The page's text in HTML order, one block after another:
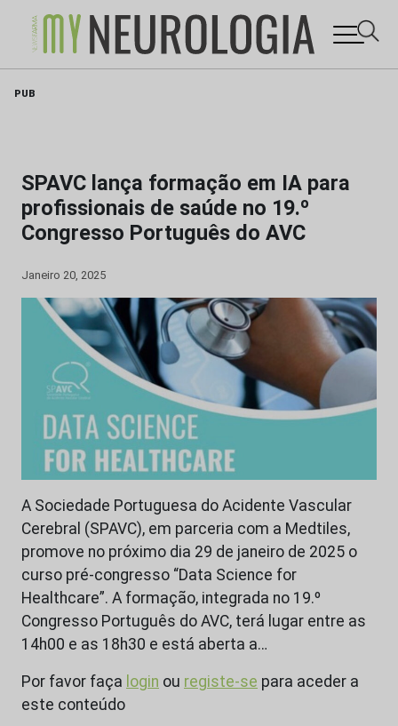
PUB
SPAVC lança formação em IA para
profissionais de saúde no 19.º
Congresso Português do AVC
Janeiro 20, 2025
A Sociedade Portuguesa do Acidente Vascular
Cerebral (SPAVC), em parceria com a Medtiles,
promove no próximo dia 29 de janeiro de 2025 o
curso pré-congresso “Data Science for
Healthcare”. A formação, integrada no 19.º
Congresso Português do AVC, terá lugar entre as
14h00 e as 18h30 e está aberta a…
Por favor faça login ou registe-se para aceder a
este conteúdo